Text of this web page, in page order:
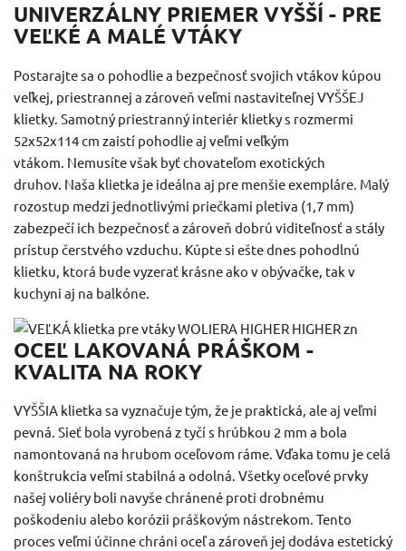
UNIVERZÁLNY PRIEMER VYŠŠÍ - PRE
VEĽKÉ A MALÉ VTÁKY
Postarajte sa o pohodlie a bezpečnosť svojich vtákov kúpou
veľkej, priestrannej a zároveň veľmi nastaviteľnej VYŠŠEJ
klietky. Samotný priestranný interiér klietky s rozmermi
52x52x114 cm zaistí pohodlie aj veľmi veľkým
vtákom. Nemusíte však byť chovateľom exotických
druhov. Naša klietka je ideálna aj pre menšie exempláre. Malý
rozostup medzi jednotlivými priečkami pletiva (1,7 mm)
zabezpečí ich bezpečnosť a zároveň dobrú viditeľnosť a stály
prístup čerstvého vzduchu. Kúpte si ešte dnes pohodlnú
klietku, ktorá bude vyzerať krásne ako v obývačke, tak v
kuchyni aj na balkóne.
OCEĽ LAKOVANÁ PRÁŠKOM -
KVALITA NA ROKY
VYŠŠIA klietka sa vyznačuje tým, že je praktická, ale aj veľmi
pevná. Sieť bola vyrobená z tyčí s hrúbkou 2 mm a bola
namontovaná na hrubom oceľovom ráme. Vďaka tomu je celá
konštrukcia veľmi stabilná a odolná. Všetky oceľové prvky
našej voliéry boli navyše chránené proti drobnému
poškodeniu alebo korózii práškovým nástrekom. Tento
proces veľmi účinne chráni oceľ a zároveň jej dodáva estetický